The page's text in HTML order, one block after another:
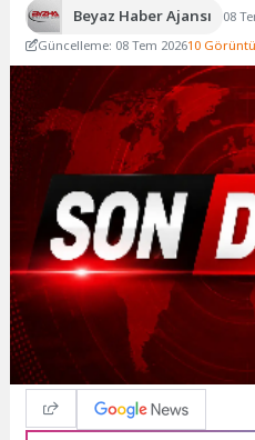
Beyaz Haber Ajansı
08
Güncelleme: 08 Tem 202610